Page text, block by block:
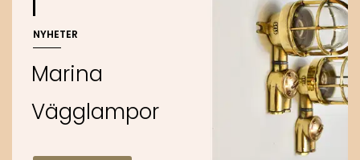
NYHETER
Marina
Vägglampor